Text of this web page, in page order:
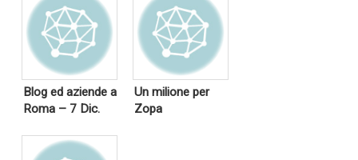
Blog ed aziende a
Roma – 7 Dic.
Un milione per
Zopa